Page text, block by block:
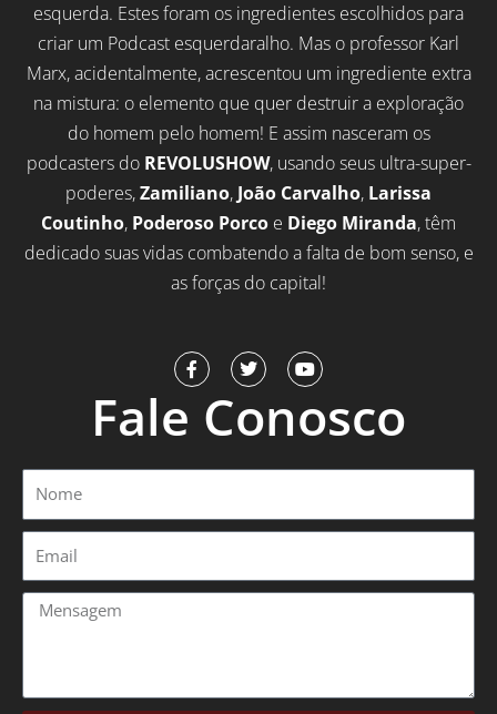
esquerda. Estes foram os ingredientes escolhidos para
criar um Podcast esquerdaralho. Mas o professor Karl
Marx, acidentalmente, acrescentou um ingrediente extra
na mistura: o elemento que quer destruir a exploração
do homem pelo homem! E assim nasceram os
podcasters do REVOLUSHOW, usando seus ultra-super-
poderes,Zamiliano, João Carvalho, Larissa
Coutinho, Poderoso Porco e Diego Miranda, têm
dedicado suas vidas combatendo a falta de bom senso, e
as forças do capital!
F
a
c
o
f
T
w
i
t
t
r
Y
o
u
t
u
e
Fale Conosco
Mensagem